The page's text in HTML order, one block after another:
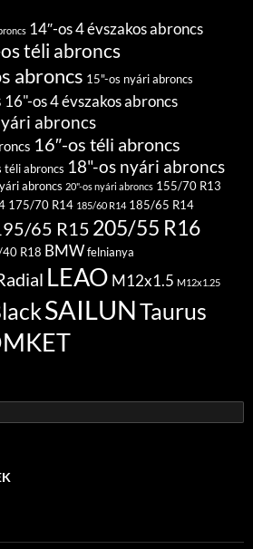
14″-os 4 évszakos abroncs
téli abroncs
abroncs 15"-os nyári abroncs
16"-os 4 évszakos abroncs
abroncs
16″-os téli abroncs
téli abroncs 18"-os nyári abroncs
abroncs 20"-os nyári abroncs 155/70 R13
175/70 R14 185/60 R14 185/65 R14
65 R15 205/55 R16
R18 BMWfelnianya
LEAO M12x1.5 M12x1.25
SAILUNTaurus